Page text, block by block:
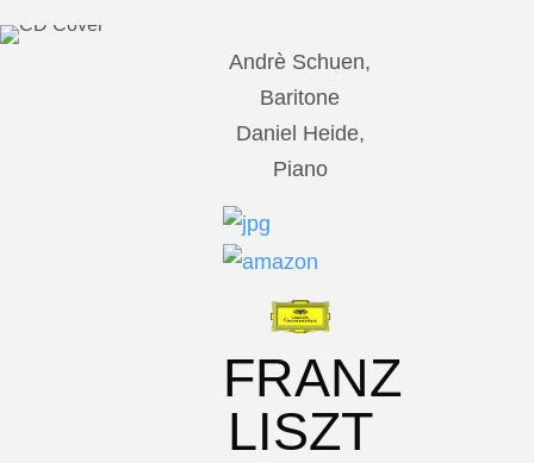
Andrè Schuen,
Baritone
Daniel Heide,
Piano
FRANZ
LISZT